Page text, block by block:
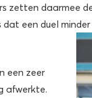
zetten daarmee
een duel
een zeer
afwerkte.